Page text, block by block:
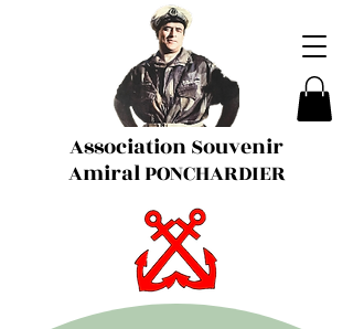
Association Souvenir
Amiral PONCHARDIER